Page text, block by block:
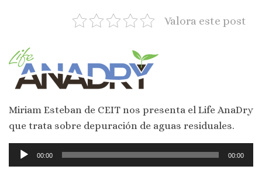
Valora este post
Miriam Esteban de CEIT nos presenta el Life AnaDry
que trata sobre depuración de aguas residuales.
Reproductor
de
00:00 00:00